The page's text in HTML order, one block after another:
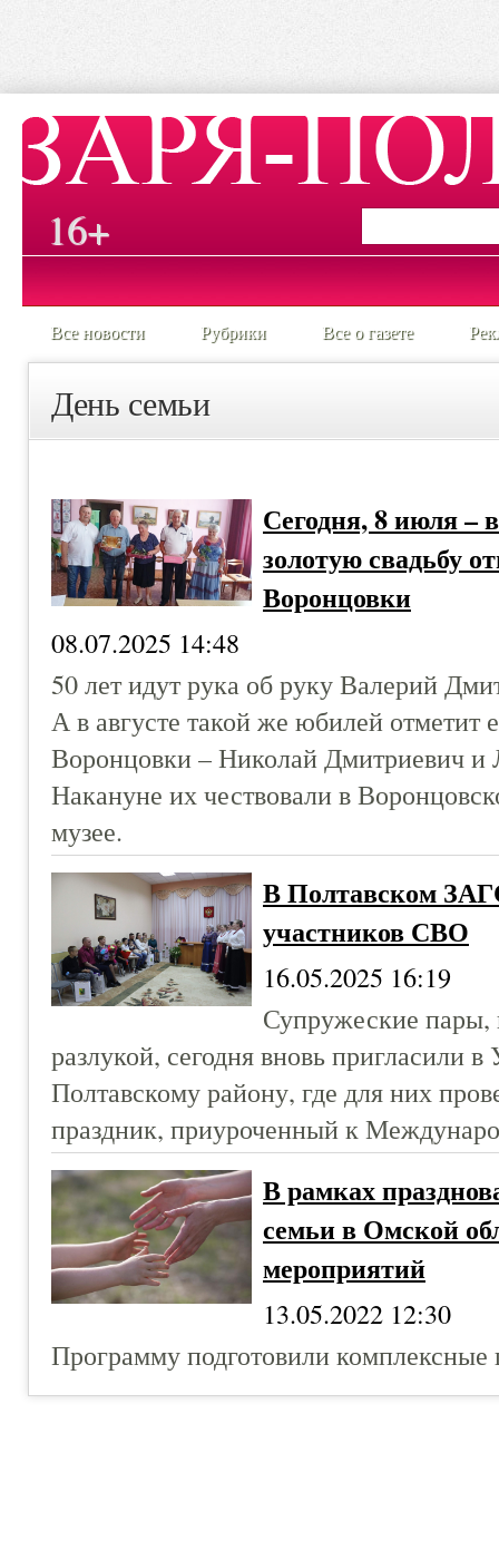
16+
Все новости Рубрики Все о газете
День семьи
Сегодня, 8 июля –
золотую свадьбу
Воронцовки
08.07.2025 14:48
50 лет идут рука об руку Валерий
А в августе такой же юбилей отметит
Воронцовки – Николай Дмитриевич
Накануне их чествовали в
музее.
В Полтавском
участников СВО
16.05.2025 16:19
Супружеские
разлукой, сегодня вновь пригласили
Полтавскому району, где для них
праздник, приуроченный к
В рамках
семьи в Омской
мероприятий
13.05.2022 12:30
Программу подготовили комплексные